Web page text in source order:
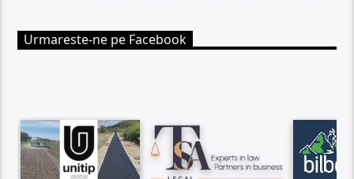
Urmareste-ne pe Facebook